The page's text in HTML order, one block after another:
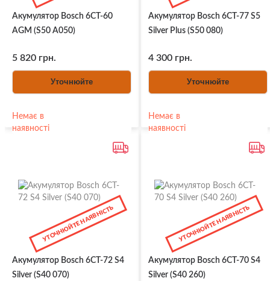
Акумулятор Bosch 6СТ-60
AGM (S50 A050)
5 820 грн.
Уточнюйте
Немає в
наявності
Акумулятор Bosch 6CT-77 S5
Silver Plus (S50 080)
4 300 грн.
Уточнюйте
Немає в
наявності
УТОЧНЮЙТЕ НАЯВНІСТЬ
Акумулятор Bosch 6CT-72 S4
Silver (S40 070)
УТОЧНЮЙТЕ НАЯВНІСТЬ
Акумулятор Bosch 6CT-70 S4
Silver (S40 260)